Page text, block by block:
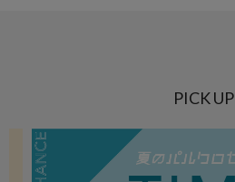
PICK UP